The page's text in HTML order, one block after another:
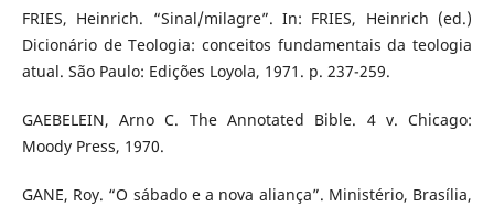
FRIES, Heinrich. “Sinal/milagre”. In: FRIES, Heinrich (ed.)
Dicionário de Teologia: conceitos fundamentais da teologia
atual. São Paulo: Edições Loyola, 1971. p. 237-259.
GAEBELEIN, Arno C. The Annotated Bible. 4 v. Chicago:
Moody Press, 1970.
GANE, Roy. “O sábado e a nova aliança”. Ministério, Brasília,